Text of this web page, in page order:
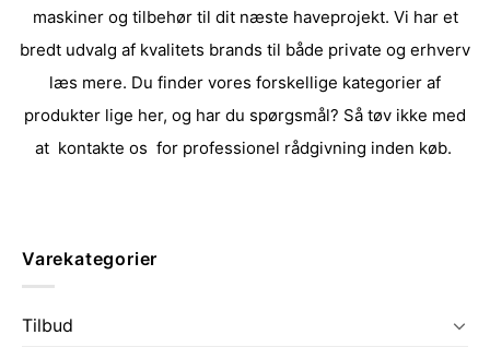
maskiner og tilbehør til dit næste haveprojekt. Vi har et
bredt udvalg af kvalitets brands til både private og erhverv
læs mere. Du finder vores forskellige kategorier af
produkter lige her, og har du spørgsmål? Så tøv ikke med
at kontakte os for professionel rådgivning inden køb.
Varekategorier
Tilbud